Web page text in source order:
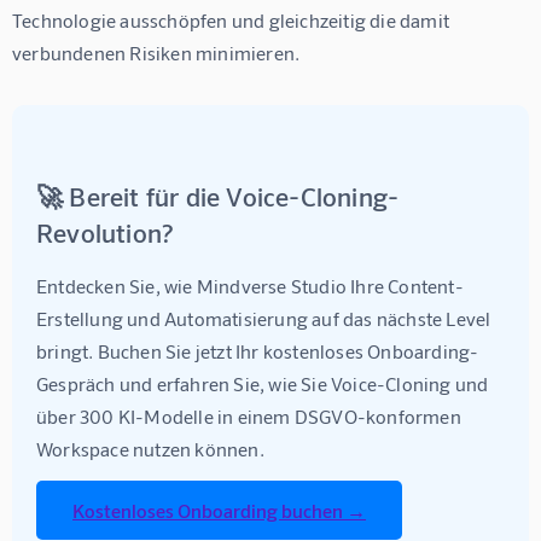
Technologie ausschöpfen und gleichzeitig die damit
verbundenen Risiken minimieren.
🚀 Bereit für die Voice-Cloning-
Revolution?
Entdecken Sie, wie Mindverse Studio Ihre Content-
Erstellung und Automatisierung auf das nächste Level
bringt. Buchen Sie jetzt Ihr kostenloses Onboarding-
Gespräch und erfahren Sie, wie Sie Voice-Cloning und
über 300 KI-Modelle in einem DSGVO-konformen
Workspace nutzen können.
Kostenloses Onboarding buchen →